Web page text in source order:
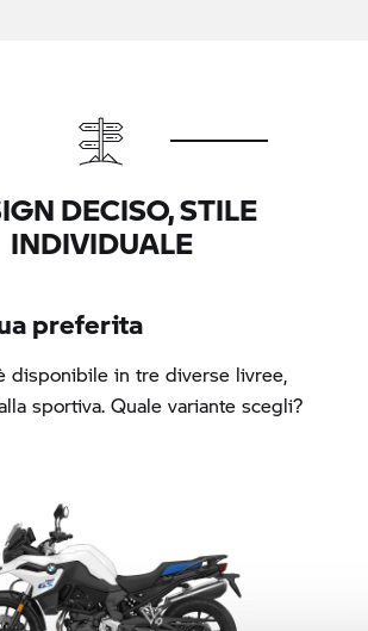
DECISO, STILE
INDIVIDUALE
preferita
disponibile in tre diverse livree,
sportiva. Quale variante scegli?